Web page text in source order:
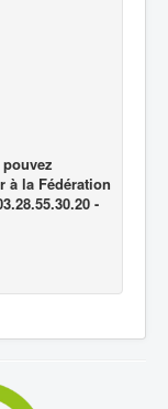
à la Fédération
-